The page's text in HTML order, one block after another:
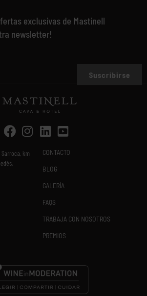
exclusivas de Mastinell
newsletter!
Suscribirse
km
CONTACTO
BLOG
GALERÍA
FAQS
TRABAJA CON NOSOTROS
PREMIOS